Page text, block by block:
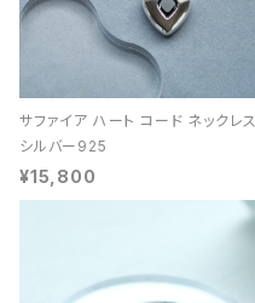
サファイア ハート コード ネックレス
シルバー925
¥15,800